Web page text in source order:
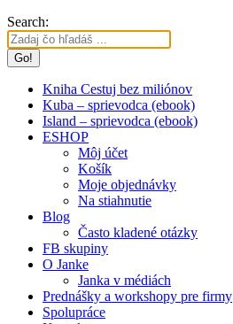
Search:
Kniha Cestuj bez miliónov
Kuba – sprievodca (ebook)
Island – sprievodca (ebook)
ESHOP
Môj účet
Košík
Moje objednávky
Na stiahnutie
Blog
Často kladené otázky
FB skupiny
O Janke
Janka v médiách
Prednášky a workshopy pre firmy
Spolupráce